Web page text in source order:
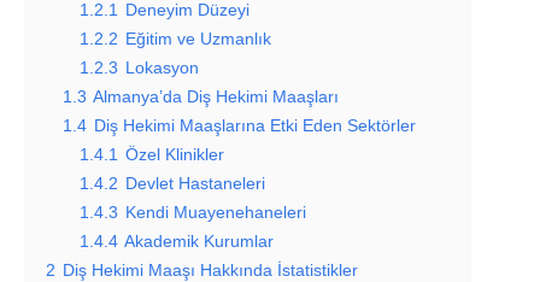
1.2.1 Deneyim Düzeyi
1.2.2 Eğitim ve Uzmanlık
1.2.3 Lokasyon
1.3 Almanya’da Diş Hekimi Maaşları
1.4 Diş Hekimi Maaşlarına Etki Eden Sektörler
1.4.1 Özel Klinikler
1.4.2 Devlet Hastaneleri
1.4.3 Kendi Muayenehaneleri
1.4.4 Akademik Kurumlar
2 Diş Hekimi Maaşı Hakkında İstatistikler